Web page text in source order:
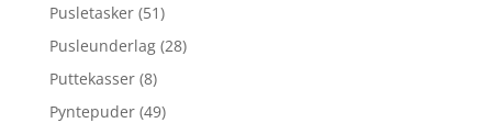
Pusletasker (51)
Pusleunderlag (28)
Puttekasser (8)
Pyntepuder (49)